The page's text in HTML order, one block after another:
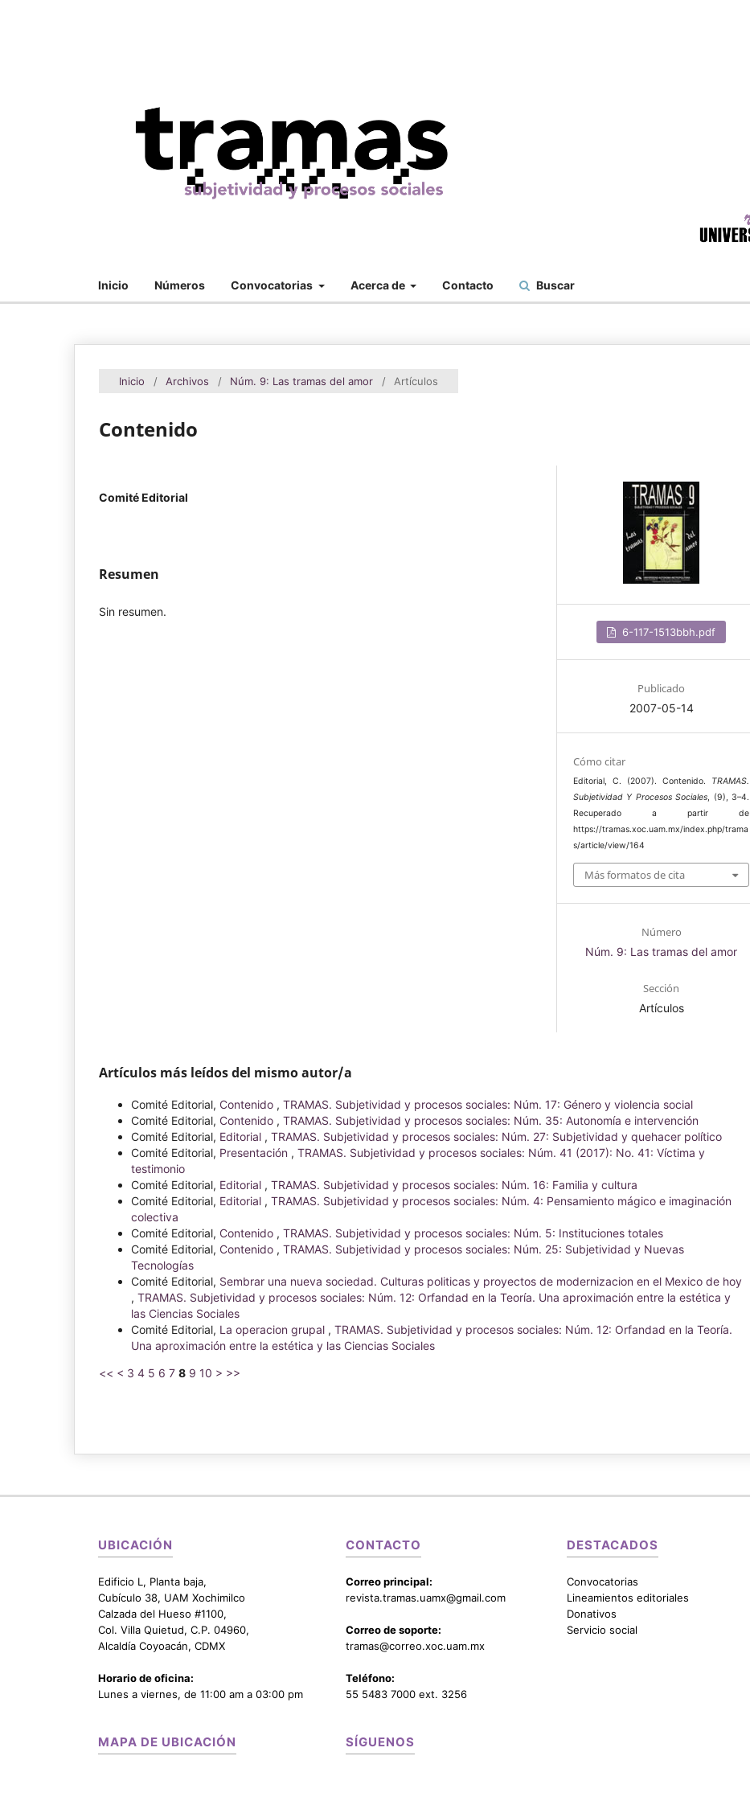
Inicio Números Convocatorias Acerca de Contacto Buscar
Inicio / Archivos / Núm. 9: Las tramas del amor / Artículos
Contenido
Comité Editorial
Resumen
Sin resumen.
6-117-1513bbh.pdf
Publicado
2007-05-14
Cómo citar
Editorial, C. (2007). Contenido. TRAMAS.
Subjetividad Y Procesos Sociales, (9), 3–4.
Recuperado a partir de
https://tramas.xoc.uam.mx/index.php/trama
s/article/view/164
Más formatos de cita
Número
Núm. 9: Las tramas del amor
Sección
Artículos
Artículos más leídos del mismo autor/a
Comité Editorial, Contenido , TRAMAS. Subjetividad y procesos sociales: Núm. 17: Género y violencia social
Comité Editorial, Contenido , TRAMAS. Subjetividad y procesos sociales: Núm. 35: Autonomía e intervención
Comité Editorial, Editorial , TRAMAS. Subjetividad y procesos sociales: Núm. 27: Subjetividad y quehacer político
Comité Editorial, Presentación , TRAMAS. Subjetividad y procesos sociales: Núm. 41 (2017): No. 41: Víctima y
testimonio
Comité Editorial, Editorial , TRAMAS. Subjetividad y procesos sociales: Núm. 16: Familia y cultura
Comité Editorial, Editorial , TRAMAS. Subjetividad y procesos sociales: Núm. 4: Pensamiento mágico e imaginación
colectiva
Comité Editorial, Contenido , TRAMAS. Subjetividad y procesos sociales: Núm. 5: Instituciones totales
Comité Editorial, Contenido , TRAMAS. Subjetividad y procesos sociales: Núm. 25: Subjetividad y Nuevas
Tecnologías
Comité Editorial, Sembrar una nueva sociedad. Culturas politicas y proyectos de modernizacion en el Mexico de hoy
, TRAMAS. Subjetividad y procesos sociales: Núm. 12: Orfandad en la Teoría. Una aproximación entre la estética y
las Ciencias Sociales
Comité Editorial, La operacion grupal , TRAMAS. Subjetividad y procesos sociales: Núm. 12: Orfandad en la Teoría.
Una aproximación entre la estética y las Ciencias Sociales
<< < 3 4 5 6 7 8 9 10 > >>
UBICACIÓN
Edificio L, Planta baja,
Cubículo 38, UAM Xochimilco
Calzada del Hueso #1100,
Col. Villa Quietud, C.P. 04960,
Alcaldía Coyoacán, CDMX
Horario de oficina:
Lunes a viernes, de 11:00 am a 03:00 pm
MAPA DE UBICACIÓN
CONTACTO
Correo principal:
revista.tramas.uamx@gmail.com
Correo de soporte:
tramas@correo.xoc.uam.mx
Teléfono:
55 5483 7000 ext. 3256
SÍGUENOS
DESTACADOS
Convocatorias
Lineamientos editoriales
Donativos
Servicio social